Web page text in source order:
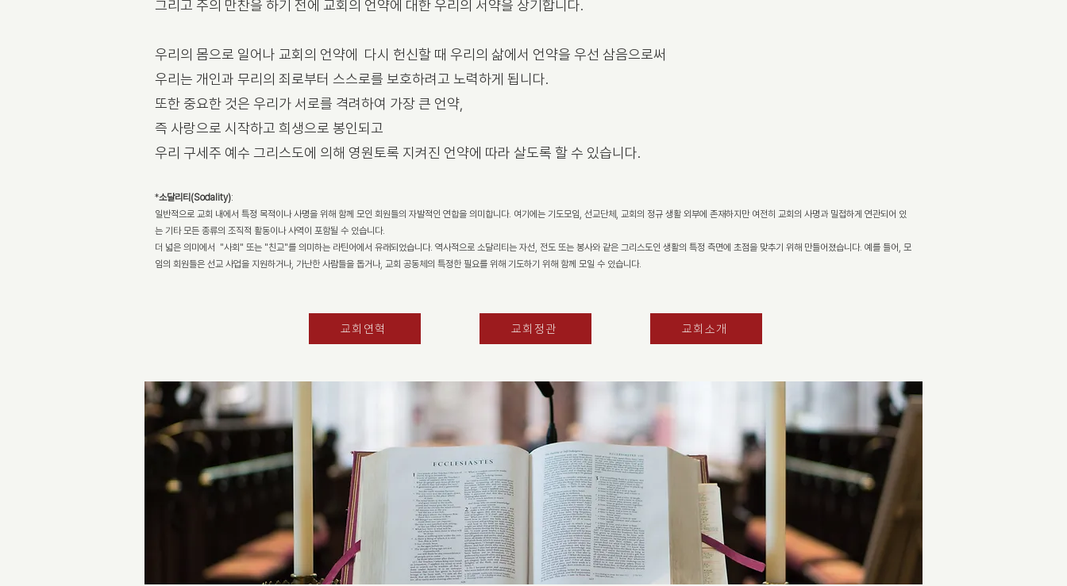
그리고 주의 만찬을 하기 전에 교회의 언약에 대한 우리의 서약을 상기합니다.
우리의 몸으로 일어나 교회의 언약에 다시 헌신할 때 우리의 삶에서 언약을 우선 삼음으로써
우리는 개인과 무리의 죄로부터 스스로를 보호하려고 노력하게 됩니다.
또한 중요한 것은 우리가 서로를 격려하여 가장 큰 언약,
즉 사랑으로 시작하고 희생으로 봉인되고
우리 구세주 예수 그리스도에 의해 영원토록 지켜진 언약에 따라 살도록 할 수 있습니다.
*소달리티(Sodality):
일반적으로 교회 내에서 특정 목적이나 사명을 위해 함께 모인 회원들의 자발적인 연합을 의미합니다. 여기에는 기도모임, 선교단체, 교회의 정규 생활 외부에 존재하지만 여전히 교회의 사명과 밀접하게 연관되어 있
는 기타 모든 종류의 조직적 활동이나 사역이 포함될 수 있습니다.
더 넓은 의미에서 "사회" 또는 "친교"를 의미하는 라틴어에서 유래되었습니다. 역사적으로 소달리티는 자선, 전도 또는 봉사와 같은 그리스도인 생활의 특정 측면에 초점을 맞추기 위해 만들어졌습니다. 예를 들어, 모
임의 회원들은 선교 사업을 지원하거나, 가난한 사람들을 돕거나, 교회 공동체의 특정한 필요를 위해 기도하기 위해 함께 모일 수 있습니다.
교회연혁 교회정관 교회소개